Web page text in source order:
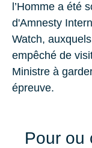
l’Homme a été
d'Amnesty
Watch,
empêché de
Ministre à
épreuve.
Pour ou